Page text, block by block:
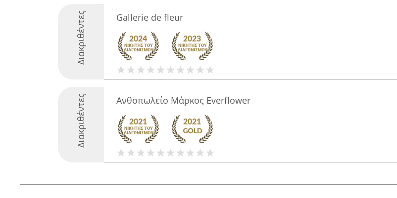
Διακριθέντες Gallerie de fleur
Διακριθέντες Ανθοπωλείο Μάρκος Everflower